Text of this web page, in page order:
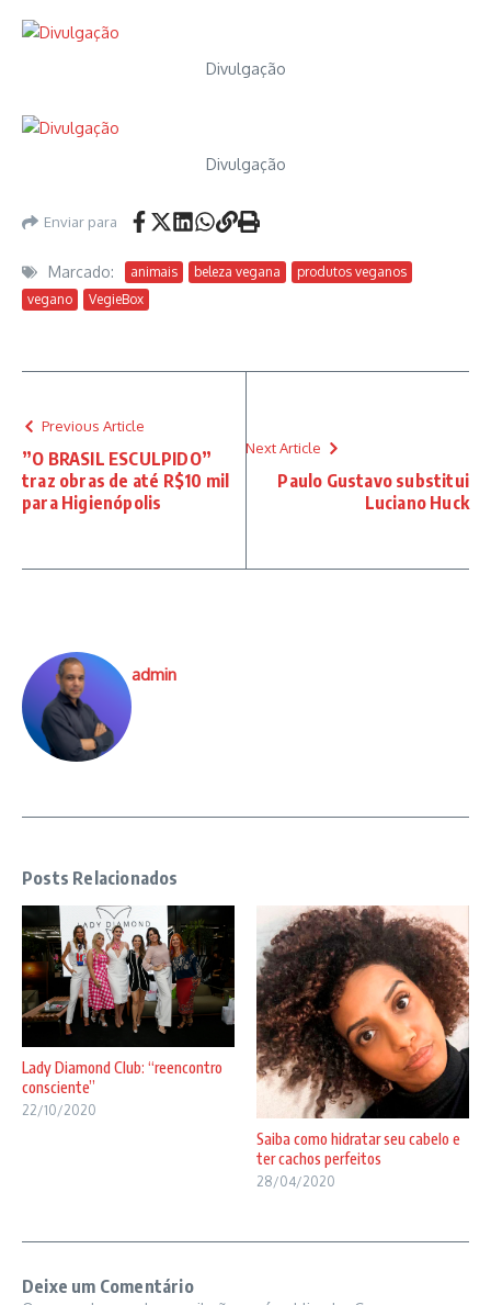
Divulgação
Divulgação
Enviar para
Marcado: animais beleza vegana
produtos veganos
vegano
VegieBox
Previous Article
”O BRASIL ESCULPIDO”
traz obras de até R$10 mil
para Higienópolis
Next Article
Paulo Gustavo substitui
Luciano Huck
admin
Posts Relacionados
Lady Diamond Club: “reencontro
consciente”
22/10/2020
Saiba como hidratar seu cabelo e
ter cachos perfeitos
28/04/2020
Deixe um Comentário